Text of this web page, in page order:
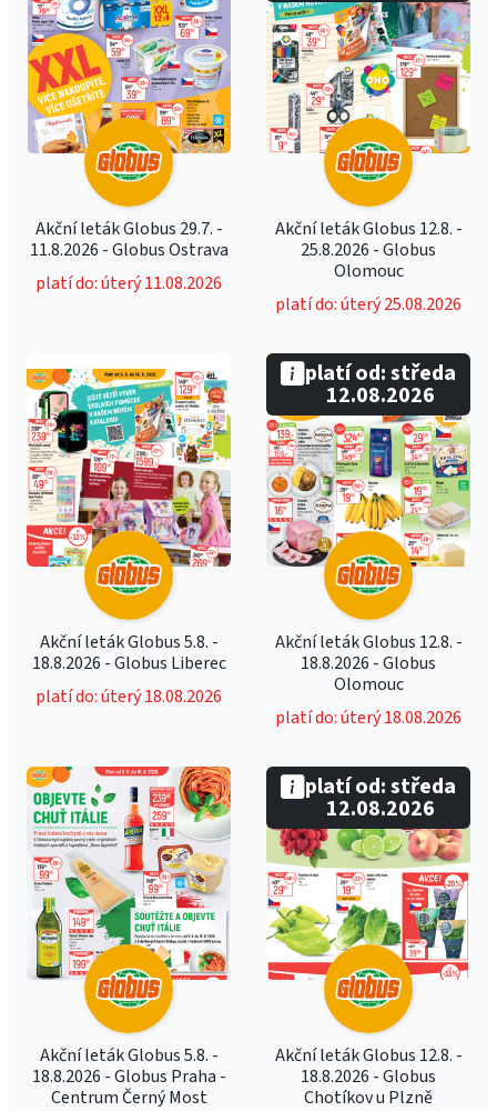
Akční leták Globus 29.7. -
11.8.2026 - Globus Ostrava
platí do: úterý 11.08.2026
Akční leták Globus 12.8. -
25.8.2026 - Globus
Olomouc
platí do: úterý 25.08.2026
Akční leták Globus 5.8. -
18.8.2026 - Globus Liberec
platí do: úterý 18.08.2026
Akční leták Globus 12.8. -
18.8.2026 - Globus
Olomouc
platí do: úterý 18.08.2026
platí od: středa
12.08.2026
Akční leták Globus 5.8. -
18.8.2026 - Globus Praha -
Centrum Černý Most
Akční leták Globus 12.8. -
18.8.2026 - Globus
Chotíkov u Plzně
platí od: středa
12.08.2026